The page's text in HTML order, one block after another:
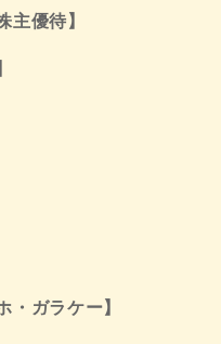
主優待】
・ガラケー】